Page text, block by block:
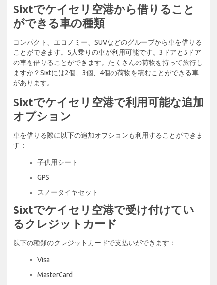
Sixtでケイセリ空港から借りること
ができる車の種類
コンパクト、エコノミー、SUVなどのグループから車を借りる
ことができます。5人乗りの車が利用可能です。3ドアと5ドア
の車を借りることができます。たくさんの荷物を持って旅行し
ますか？Sixtには2個、3個、4個の荷物を積むことができる車
があります。
Sixtでケイセリ空港で利用可能な追加
オプション
車を借りる際に以下の追加オプションも利用することができま
す：
子供用シート
GPS
スノータイヤセット
Sixtでケイセリ空港で受け付けてい
るクレジットカード
以下の種類のクレジットカードで支払いができます：
Visa
MasterCard